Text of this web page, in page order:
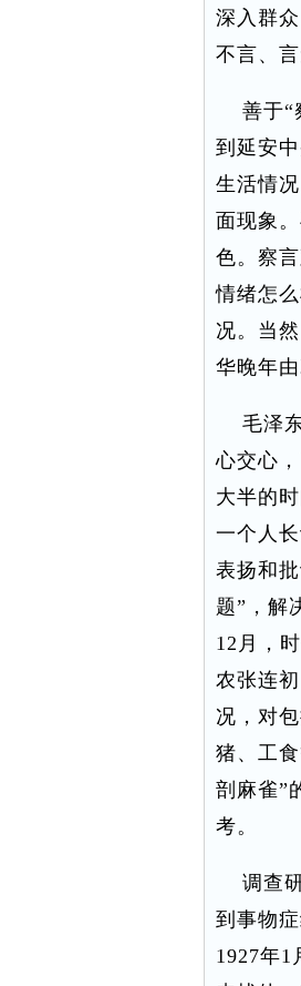
深入群
不言、
善于“
到延安
生活情
面现象
色。察
情绪怎
况。当
华晚年
毛泽东
心交心
大半的
一个人
表扬和
题”，解
12月，
农张连
况，对
猪、工
剖麻雀”
考。
调查研
到事物
1927年